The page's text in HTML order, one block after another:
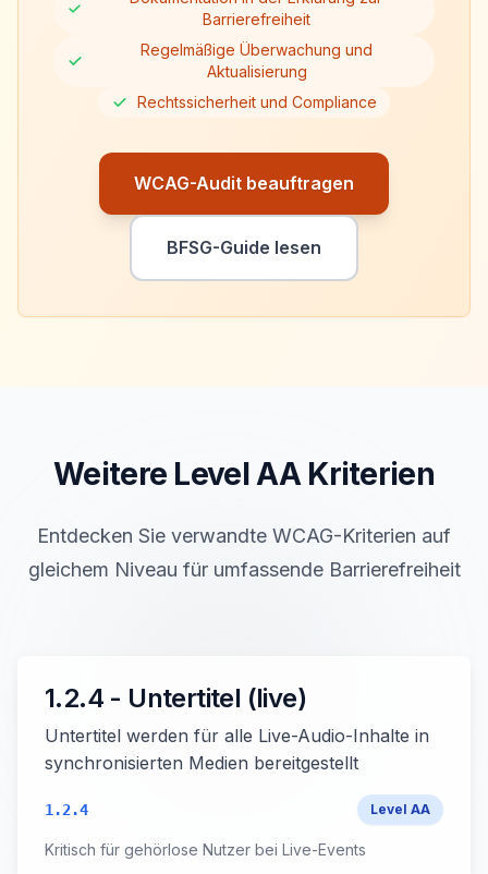
Barrierefreiheit
Regelmäßige Überwachung und
Aktualisierung
Rechtssicherheit und Compliance
WCAG-Audit beauftragen
BFSG-Guide lesen
Weitere LevelAAKriterien
Entdecken Sie verwandte WCAG-Kriterien auf
gleichem Niveau für umfassende Barrierefreiheit
1.2.4 - Untertitel (live)
Untertitel werden für alle Live-Audio-Inhalte in
synchronisierten Medien bereitgestellt
1.2.4 Level AA
Kritisch für gehörlose Nutzer bei Live-Events